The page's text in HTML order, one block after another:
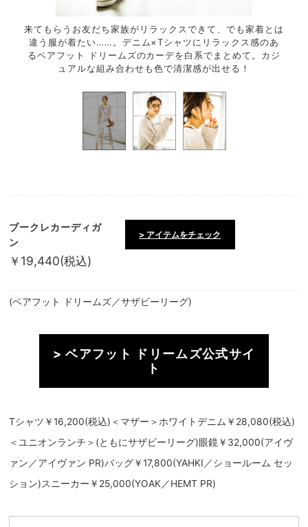
来てもらうお友だち家族がリラックスできて、でも家着とは
違う服が着たい……。デニム×Tシャツにリラックス感のあ
るベアフット ドリームズのカーデを白系でまとめて。カジ
ュアルな組み合わせも色で清潔感が出せる！
ブークレカーディガ
ン
￥19,440(税込)
> アイテムをチェック
(ベアフット ドリームズ／サザビーリーグ)
> ベアフット ドリームズ公式サイ
ト
Tシャツ￥16,200(税込)＜マザー＞ホワイトデニム￥28,080(税込)
＜ユニオンランチ＞(ともにサザビーリーグ)眼鏡￥32,000(アイヴ
ァン／アイヴァン PR)バッグ￥17,800(YAHKI／ショールーム セッ
ション)スニーカー￥25,000(YOAK／HEMT PR)